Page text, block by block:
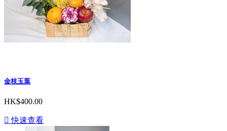
金枝玉葉
HK$400.00
 快速查看